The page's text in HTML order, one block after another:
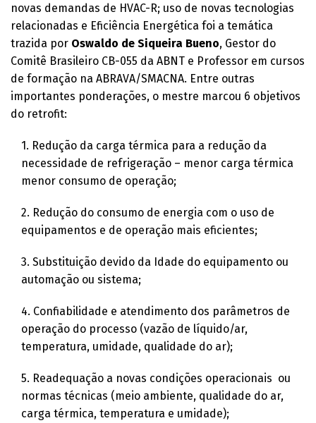
novas demandas de HVAC-R; uso de novas tecnologias
relacionadas e Eficiência Energética foi a temática
trazida por Oswaldo de Siqueira Bueno, Gestor do
Comitê Brasileiro CB-055 da ABNT e Professor em cursos
de formação na ABRAVA/SMACNA. Entre outras
importantes ponderações, o mestre marcou 6 objetivos
do retrofit:
1. Redução da carga térmica para a redução da
necessidade de refrigeração – menor carga térmica
menor consumo de operação;
2. Redução do consumo de energia com o uso de
equipamentos e de operação mais eficientes;
3. Substituição devido da Idade do equipamento ou
automação ou sistema;
4. Confiabilidade e atendimento dos parâmetros de
operação do processo (vazão de líquido/ar,
temperatura, umidade, qualidade do ar);
5. Readequação a novas condições operacionais ou
normas técnicas (meio ambiente, qualidade do ar,
carga térmica, temperatura e umidade);